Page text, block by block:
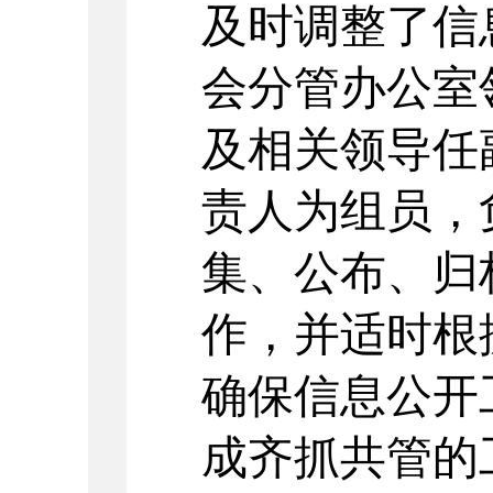
及时调整了
会分管办公
及相关领导
责人为组员
集、公布、
作，并适时
确保信息公
成齐抓共管